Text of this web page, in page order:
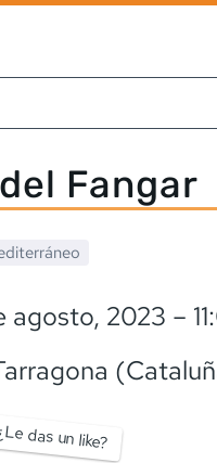
Fangar
agosto, 2023 –
das un like?